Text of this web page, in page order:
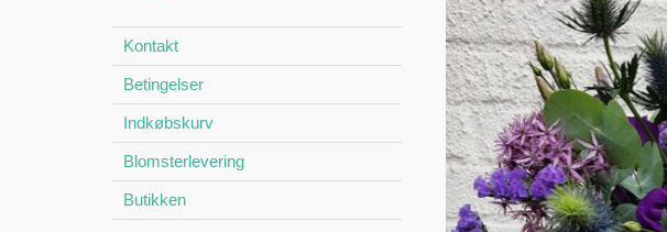
Kontakt
Betingelser
Indkøbskurv
Blomsterlevering
Butikken